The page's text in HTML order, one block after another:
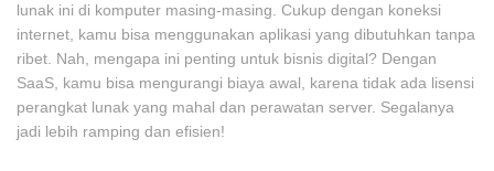
lunak ini di komputer masing-masing. Cukup dengan koneksi
internet, kamu bisa menggunakan aplikasi yang dibutuhkan tanpa
ribet. Nah, mengapa ini penting untuk bisnis digital? Dengan
SaaS, kamu bisa mengurangi biaya awal, karena tidak ada lisensi
perangkat lunak yang mahal dan perawatan server. Segalanya
jadi lebih ramping dan efisien!